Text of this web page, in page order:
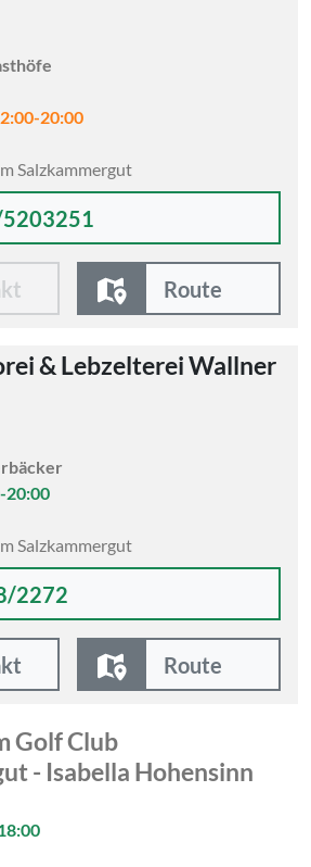
20:00
Salzkammergut
Route
& Lebzelterei Wallner
20:00
Salzkammergut
2272
Route
Golf Club
- Isabella Hohensinn